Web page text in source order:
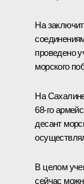
На
проведено
морского
На
68-го
десант
В целом
сейчас